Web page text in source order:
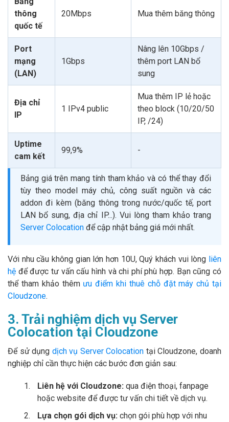
thông
quốc tế
20Mbps Mua thêm băng thông
Port
mạng
(LAN)
1Gbps
Nâng lên 10Gbps /
thêm port LAN bổ
sung
Địa chỉ
IP
1 IPv4 public
Mua thêm IP lẻ hoặc
theo block (10/20/50
IP, /24)
Uptime
cam kết
99,9% -
Bảng giá trên mang tính tham khảo và có thể thay đổi
tùy theo model máy chủ, công suất nguồn và các
addon đi kèm (băng thông trong nước/quốc tế, port
LAN bổ sung, địa chỉ IP...). Vui lòng tham khảo trang
Server Colocation để cập nhật bảng giá mới nhất.
Với nhu cầu không gian lớn hơn 10U, Quý khách vui lòng liên
hệ để được tư vấn cấu hình và chi phí phù hợp. Bạn cũng có
thể tham khảo thêm ưu điểm khi thuê chỗ đặt máy chủ tại
Cloudzone.
3. Trải nghiệm dịch vụ Server
Colocation tại Cloudzone
Để sử dụng dịch vụ Server Colocation tại Cloudzone, doanh
nghiệp chỉ cần thực hiện các bước đơn giản sau:
Liên hệ với Cloudzone: qua điện thoại, fanpage
hoặc website để được tư vấn chi tiết về dịch vụ.
Lựa chọn gói dịch vụ: chọn gói phù hợp với nhu